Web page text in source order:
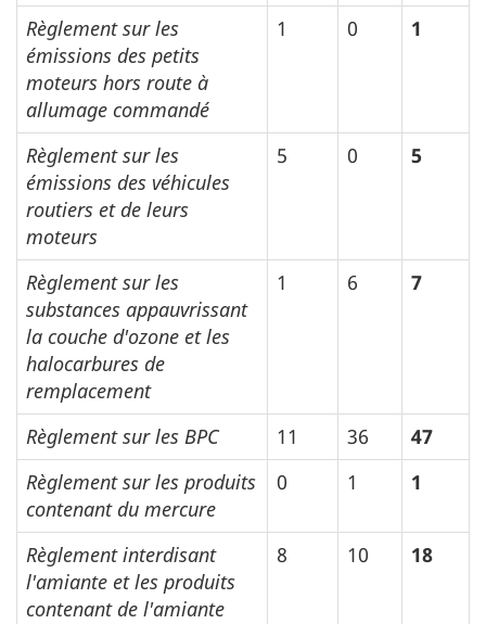
Règlement sur les
émissions des petits
moteurs hors route à
allumage commandé
1 0 1
Règlement sur les
émissions des véhicules
routiers et de leurs
moteurs
5 0 5
Règlement sur les
substances appauvrissant
la couche d'ozone et les
halocarbures de
remplacement
1 6 7
Règlement sur les BPC 11 36
47
Règlement sur les produits
contenant du mercure
0 1 1
Règlement interdisant
l'amiante et les produits
contenant de l'amiante
8 10 18